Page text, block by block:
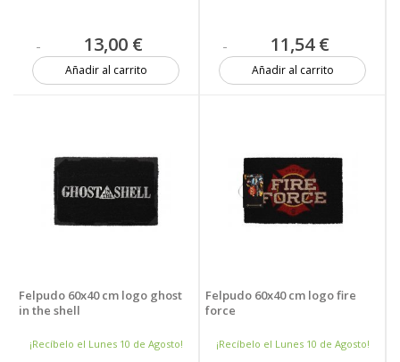
13,00 €
Añadir al carrito
11,54 €
Añadir al carrito
Felpudo 60x40 cm logo ghost
in the shell
¡Recíbelo el Lunes 10 de Agosto!
Felpudo 60x40 cm logo fire
force
¡Recíbelo el Lunes 10 de Agosto!